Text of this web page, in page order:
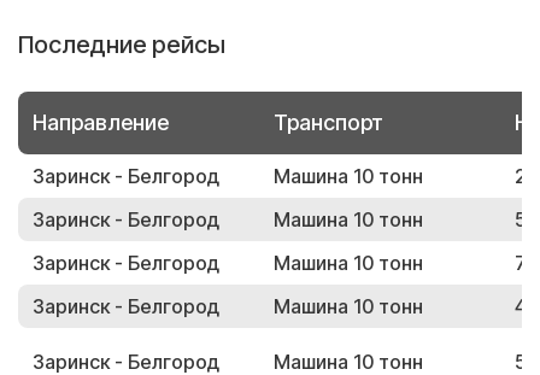
Последние рейсы
Направление Транспорт
Заринск - Белгород Машина 10 тонн
Заринск - Белгород
Машина 10 тонн
Заринск - Белгород
Машина 10 тонн
Заринск - Белгород
Машина 10 тонн
Заринск - Белгород Машина 10 тонн